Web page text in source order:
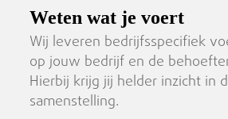
Weten wat je voert
Wij leveren bedrijfsspecifiek
op jouw bedrijf en de
Hierbij krijg jij helder inzicht in
samenstelling.